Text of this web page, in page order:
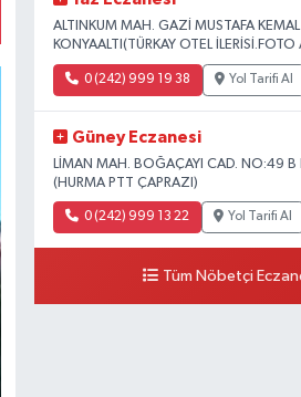
ALTINKUM MAH. GAZİ MUSTAFA
KONYAALTI(TÜRKAY OTEL
0 (242) 999 19 38 Yol Tarifi Al
Güney Eczanesi
LİMAN MAH. BOĞAÇAYI CAD. NO:49 B
(HURMA PTT ÇAPRAZI)
0 (242) 999 13 22 Yol Tarifi Al
Tüm Nöbetçi